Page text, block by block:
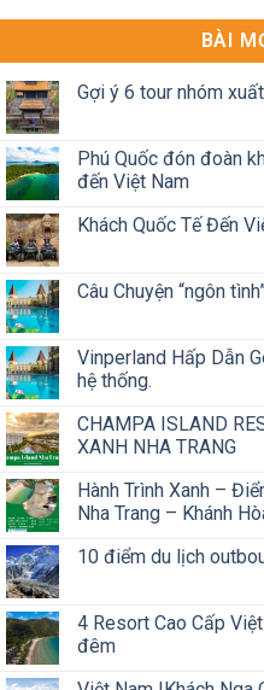
BÀI
Gợi ý 6 tour nhóm
Phú Quốc đón đoàn
đến Việt Nam
Khách Quốc Tế Đến
Câu Chuyện “ngôn
Vinperland Hấp Dẫn
hệ thống.
CHAMPA ISLAND
XANH NHA TRANG
Hành Trình Xanh –
Nha Trang – Khánh
10 điểm du lịch
4 Resort Cao Cấp
đêm